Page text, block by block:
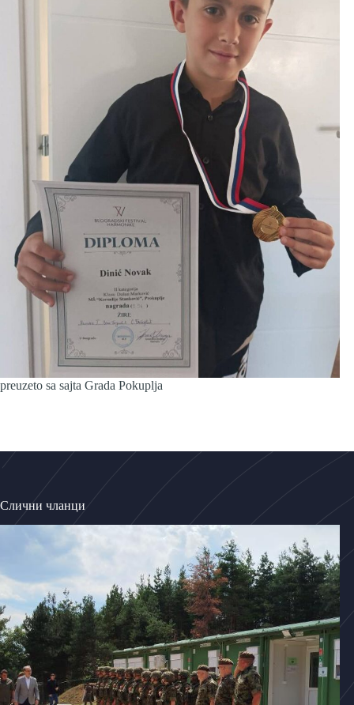
preuzeto sa sajta Grada Pokuplja
Слични чланци